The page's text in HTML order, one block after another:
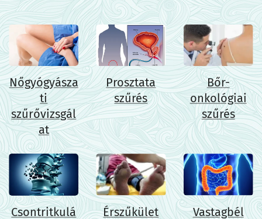
Nőgyógyásza
ti
szűrővizsgál
at
Prosztata
szűrés
Bőr-
onkológiai
szűrés
Csontritkulá Érszűkület Vastagbél